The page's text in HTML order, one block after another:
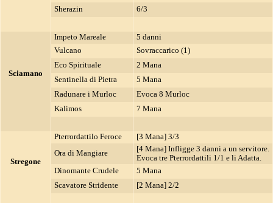
Sherazin
6/3
Sciamano
Impeto Mareale
5 danni
Vulcano
Sovraccarico (1)
Eco Spirituale
2 Mana
Sentinella di Pietra
5 Mana
Radunare i Murloc
Evoca 8 Murloc
Kalimos
7 Mana
Stregone
Pterrordattilo Feroce
[3 Mana] 3/3
Ora di Mangiare
[4 Mana] Infligge 3 danni a un servitore.
Evoca tre Pterrordattili 1/1 e li Adatta.
Dinomante Crudele
5 Mana
Scavatore Stridente
[2 Mana] 2/2